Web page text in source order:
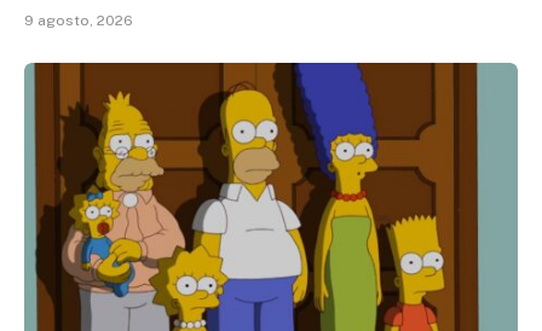
9 agosto, 2026